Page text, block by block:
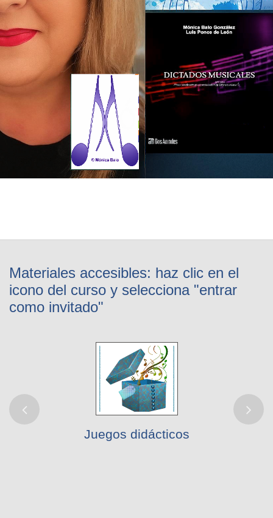
Materiales accesibles: haz clic en el
icono del curso y selecciona "entrar
como invitado"
Juegos didácticos